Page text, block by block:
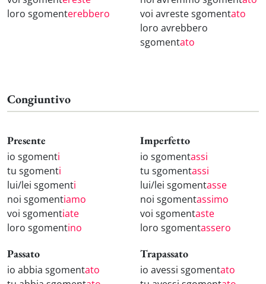
loro sgomenterebbero
voi avreste sgomentato
loro avrebbero
sgomentato
Congiuntivo
Presente
io sgomenti
tu sgomenti
lui/lei sgomenti
noi sgomentiamo
voi sgomentiate
loro sgomentino
Imperfetto
io sgomentassi
tu sgomentassi
lui/lei sgomentasse
noi sgomentassimo
voi sgomentaste
loro sgomentassero
Passato
io abbia sgomentato
Trapassato
io avessi sgomentato